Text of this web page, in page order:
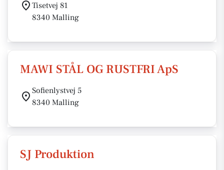
Tisetvej 81
8340 Malling
MAWI STÅL OG RUSTFRI ApS
Sofienlystvej 5
8340 Malling
SJ Produktion